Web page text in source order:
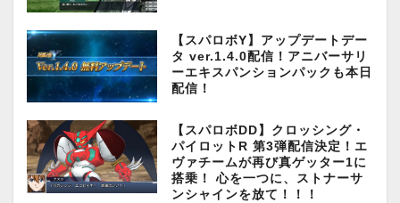
【スパロボY】アップデートデー
タ ver.1.4.0配信！アニバーサリ
ーエキスパンションパックも本日
配信！
【スパロボDD】クロッシング・
パイロットR 第3弾配信決定！エ
ヴァチームが再び真ゲッター1に
搭乗！ 心を一つに、ストナーサ
ンシャインを放て！！！